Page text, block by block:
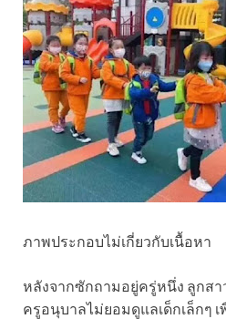
ภาพประกอบไม่เกี่ยวกับเนื้อหา
หลังจากซักถามอยู่ครู่หนึ่ง ลูกสา
ครูอนุบาลไม่ยอมดูแลเด็กเล็กๆ